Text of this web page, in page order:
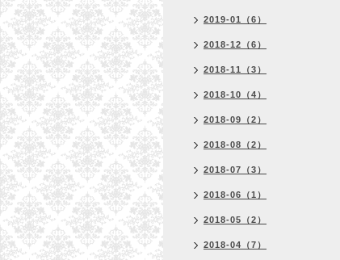
2019-01（6）
2018-12（6）
2018-11（3）
2018-10（4）
2018-09（2）
2018-08（2）
2018-07（3）
2018-06（1）
2018-05（2）
2018-04（7）